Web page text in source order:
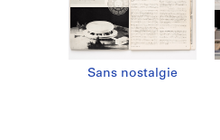
Sans nostalgie